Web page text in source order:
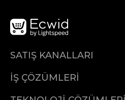
SATIŞ KANALLARI
İnternet sitesi
İŞ ÇÖZÜMLERİ